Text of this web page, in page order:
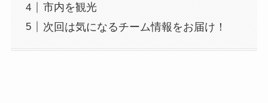
市内を観光
次回は気になるチーム情報をお届け！